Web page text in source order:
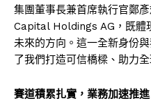
集團董事長兼首席執行官鄭
Capital Holdings AG，既體
未來的方向。這一全新身份
了我們打造可信橋樑、助力
賽道積累扎實，業務加速推進